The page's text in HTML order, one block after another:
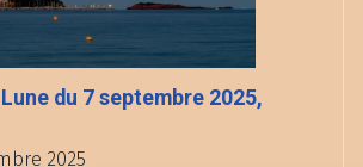
du 7 septembre 2025,
2025